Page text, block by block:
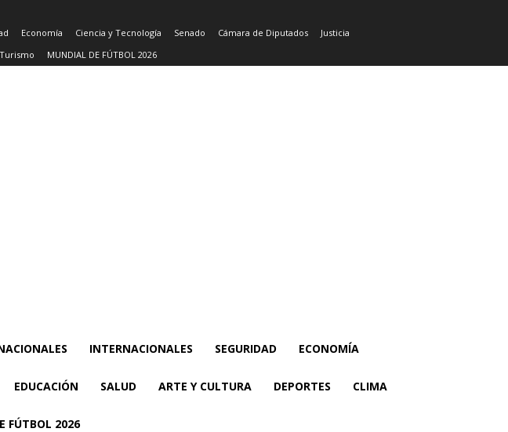
Economía Ciencia y Tecnología Senado Cámara de Diputados
Justicia
Turismo MUNDIAL DE FÚTBOL 2026
INTERNACIONALES SEGURIDAD ECONOMÍA
EDUCACIÓN SALUD ARTE Y CULTURA DEPORTES CLIMA
FÚTBOL 2026